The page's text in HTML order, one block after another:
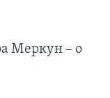
Меркун – о